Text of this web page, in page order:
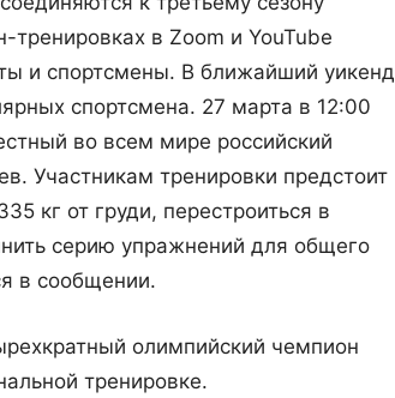
в Zoom и YouTube
и спортсмены. В ближайший уикенд
спортсмена. 27 марта в 12:00
во всем мире российский
Участникам тренировки предстоит
кг от груди, перестроиться в
серию упражнений для общего
в сообщении.
олимпийский чемпион
тренировке.